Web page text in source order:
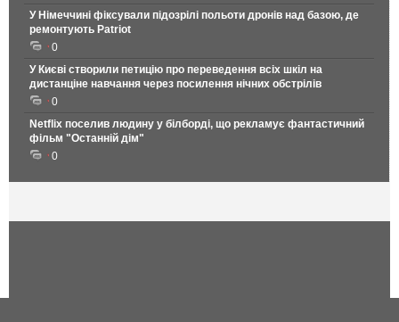
У Німеччині фіксували підозрілі польоти дронів над базою, де
ремонтують Patriot
0
У Києві створили петицію про переведення всіх шкіл на
дистанціне навчання через посилення нічних обстрілів
0
Netflix поселив людину у білборді, що рекламує фантастичний
фільм "Останній дім"
0